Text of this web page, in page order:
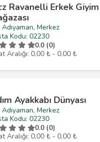
Ravanelli Erkek Giyim
Adıyaman, Merkez
Kodu: 02230
0.0 (0)
Aralığı: 0,00 ₺ - 0,00 ₺
Ayakkabı Dünyası
Adıyaman, Merkez
Kodu: 02230
0.0 (0)
Aralığı: 0,00 ₺ - 0,00 ₺